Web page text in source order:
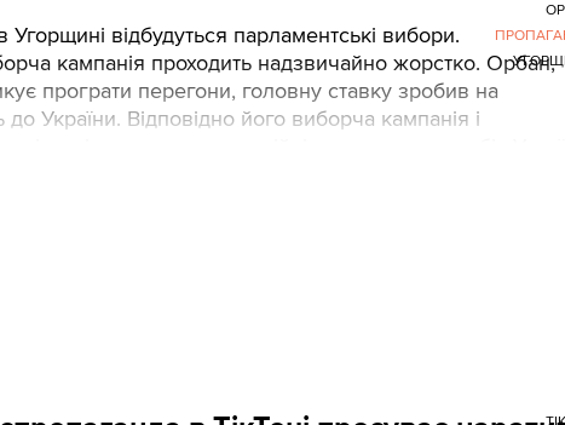
Угорщині відбудуться парламентські вибори.
кампанія проходить надзвичайно жорстко. Орбан,
програти перегони, головну ставку зробив на
до України. Відповідно його виборча кампанія і